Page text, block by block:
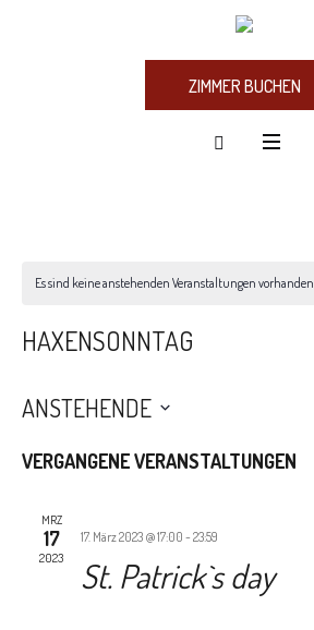
ZIMMER BUCHEN
Es sind keine anstehenden Veranstaltungen vorhanden.
HAXENSONNTAG
ANSTEHENDE
wählen.
VERGANGENE VERANSTALTUNGEN
MRZ
17
2023
17. März 2023 @ 17:00 - 23:59
St. Patrick`s day